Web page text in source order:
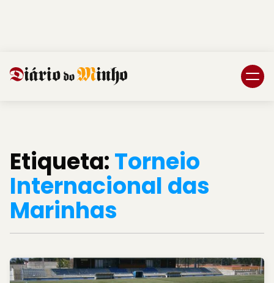
Etiqueta:Torneio
Internacional das
Marinhas